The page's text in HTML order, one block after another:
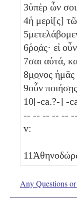
3ὑπὲρ ὧν
4ἡ μερὶ[ς]
5
6ῥο̣άς· εἰ
7σαι αὐτά,
8μ̣ο̣νος
9οὖν
10[-ca.?-] -
-- -- -- -- --
v:
11
Any Questions